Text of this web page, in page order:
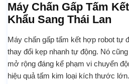
Máy Chấn Gấp Tấm
Khẩu Sang Thái Lan
Máy chấn gấp tấm kết hợp robot tự
thay đổi kẹp nhanh tự động. Nó
mở rộng đáng kể phạm vi chuyển
hiệu quả tấm kim loại kích thước lớn.